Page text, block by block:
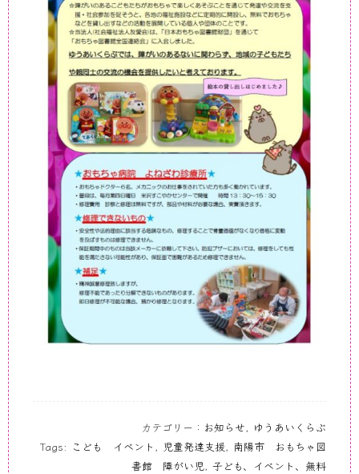
カテゴリー： お知らせ, ゆうあいくらぶ
Tags: こども イベント , 児童発達支援, 南陽市 おもちゃ図
書館 障がい児, 子ども、イベント、無料